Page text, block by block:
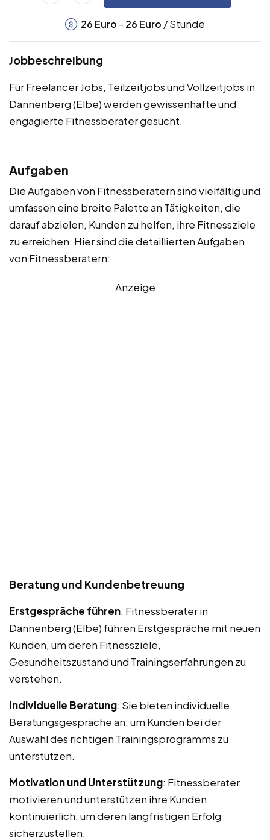
26 Euro - 26 Euro / Stunde
Jobbeschreibung
Für Freelancer Jobs, Teilzeitjobs und Vollzeitjobs in
Dannenberg (Elbe) werden gewissenhafte und
engagierte Fitnessberater gesucht.
Aufgaben
Die Aufgaben von Fitnessberatern sind vielfältig und
umfassen eine breite Palette an Tätigkeiten, die
darauf abzielen, Kunden zu helfen, ihre Fitnessziele
zu erreichen. Hier sind die detaillierten Aufgaben
von Fitnessberatern:
Anzeige
Beratung und Kundenbetreuung
Erstgespräche führen: Fitnessberater in
Dannenberg (Elbe) führen Erstgespräche mit neuen
Kunden, um deren Fitnessziele,
Gesundheitszustand und Trainingserfahrungen zu
verstehen.
Individuelle Beratung: Sie bieten individuelle
Beratungsgespräche an, um Kunden bei der
Auswahl des richtigen Trainingsprogramms zu
unterstützen.
Motivation und Unterstützung: Fitnessberater
motivieren und unterstützen ihre Kunden
kontinuierlich, um deren langfristigen Erfolg
sicherzustellen.